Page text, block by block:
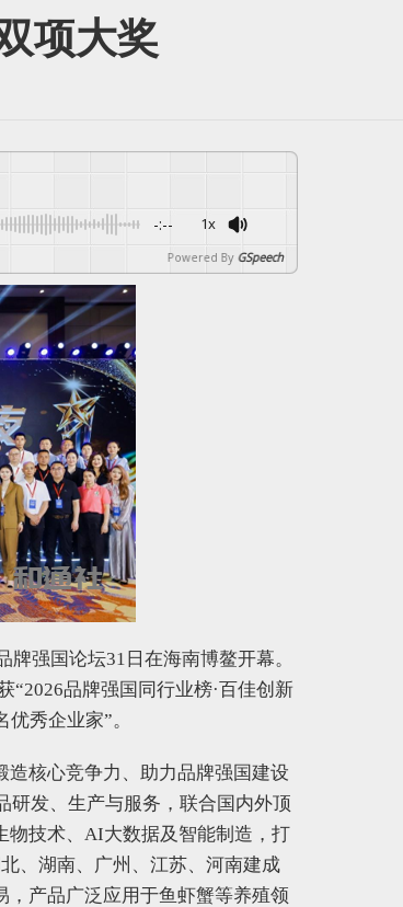
项大奖
-:-- 1x
Powered By GSpeech
强国论坛31日在海南博鳌开幕。
“2026品牌强国同行业榜·百佳创新
秀企业家”。
核心竞争力、助力品牌强国建设
研发、生产与服务，联合国内外顶
物技术、AI大数据及智能制造，打
、湖南、广州、江苏、河南建成
产品广泛应用于鱼虾蟹等养殖领